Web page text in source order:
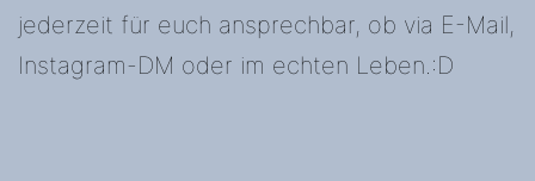
jederzeit für euch ansprechbar, ob via E-Mail,
Instagram-DM oder im echten Leben.:D